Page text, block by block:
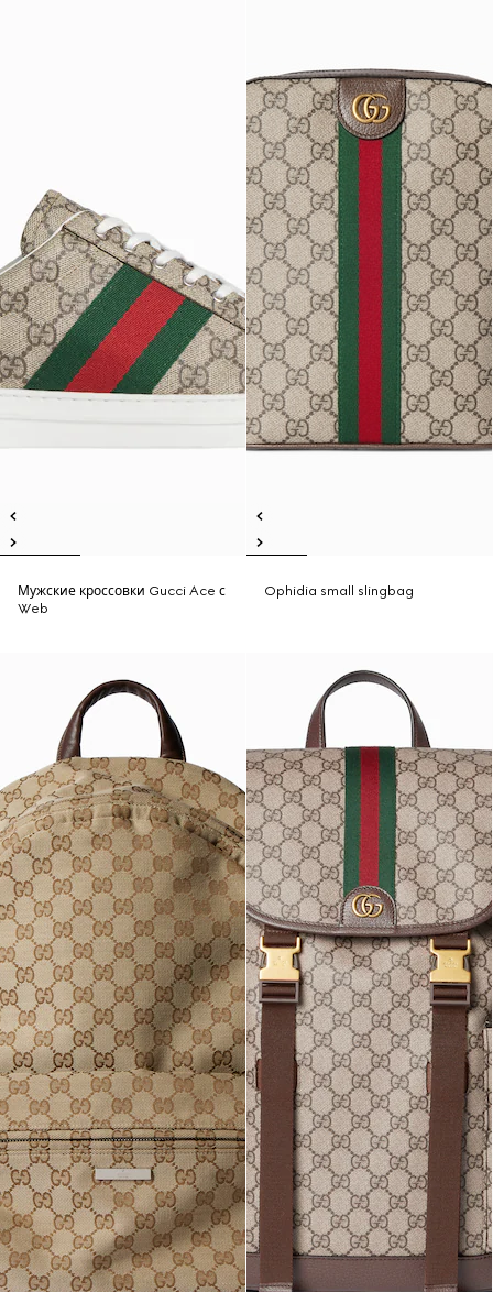
Мужские кроссовки Gucci Ace с
Web
Ophidia small slingbag